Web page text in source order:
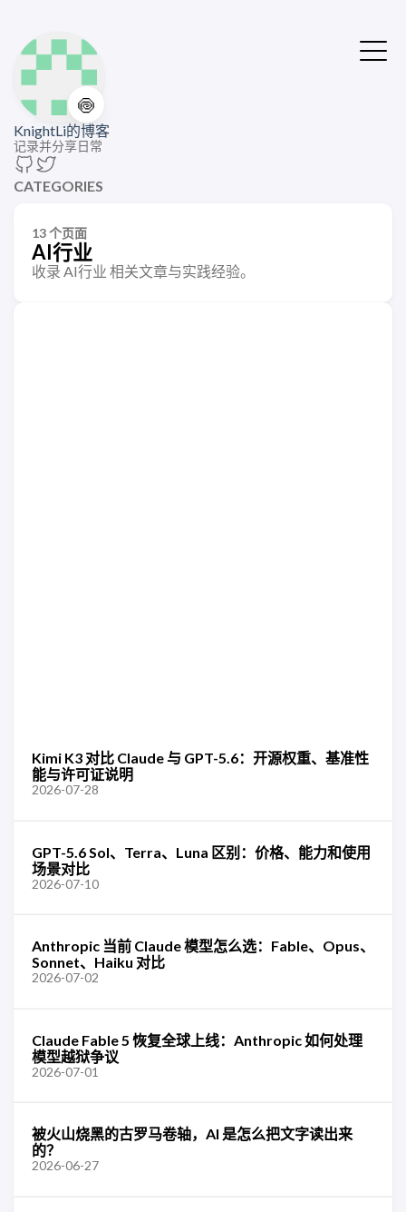
🍥
KnightLi的博客
记录并分享日常
CATEGORIES
13 个页面
AI行业
收录 AI行业 相关文章与实践经验。
Kimi K3 对比 Claude 与 GPT-5.6：开源权重、基准性
能与许可证说明
2026-07-28
GPT-5.6 Sol、Terra、Luna 区别：价格、能力和使用
场景对比
2026-07-10
Anthropic 当前 Claude 模型怎么选：Fable、Opus、
Sonnet、Haiku 对比
2026-07-02
Claude Fable 5 恢复全球上线：Anthropic 如何处理
模型越狱争议
2026-07-01
被火山烧黑的古罗马卷轴，AI 是怎么把文字读出来
的？
2026-06-27